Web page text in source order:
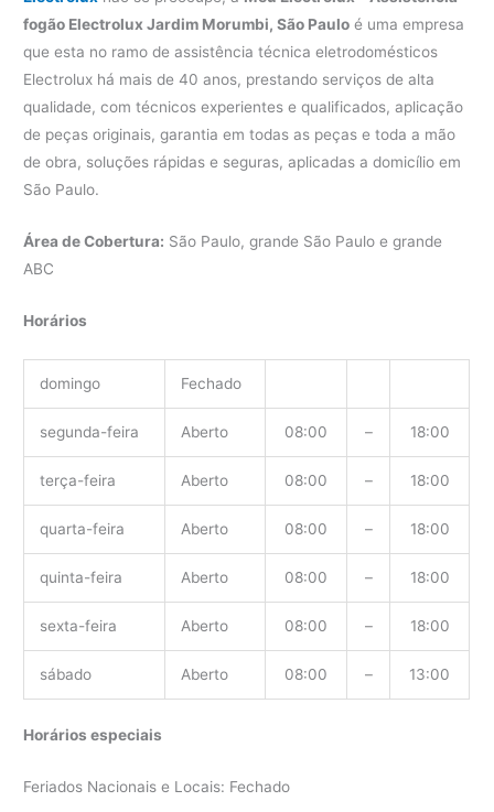
fogão Electrolux Jardim Morumbi, São Paulo é uma empresa
que esta no ramo de assistência técnica eletrodomésticos
Electrolux há mais de 40 anos, prestando serviços de alta
qualidade, com técnicos experientes e qualificados, aplicação
de peças originais, garantia em todas as peças e toda a mão
de obra, soluções rápidas e seguras, aplicadas a domicílio em
São Paulo.
Área de Cobertura: São Paulo, grande São Paulo e grande
ABC
Horários
domingo Fechado
segunda-feira Aberto 08:00 – 18:00
terça-feira Aberto 08:00 – 18:00
quarta-feira Aberto 08:00 – 18:00
quinta-feira Aberto 08:00 – 18:00
sexta-feira Aberto 08:00 – 18:00
sábado Aberto 08:00 – 13:00
Horários especiais
Feriados Nacionais e Locais: Fechado